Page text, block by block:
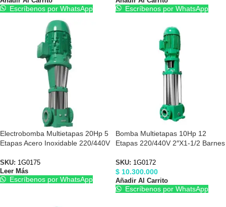
Escríbenos por WhatsApp Escríbenos por WhatsApp
Electrobomba Multietapas 20Hp 5
Etapas Acero Inoxidable 220/440V
SKU: 1G0175
Leer Más
Escríbenos por WhatsApp
Bomba Multietapas 10Hp 12
Etapas 220/440V 2″X1-1/2 Barnes
SKU: 1G0172
$ 10.300.000
Añadir Al Carrito
Escríbenos por WhatsApp